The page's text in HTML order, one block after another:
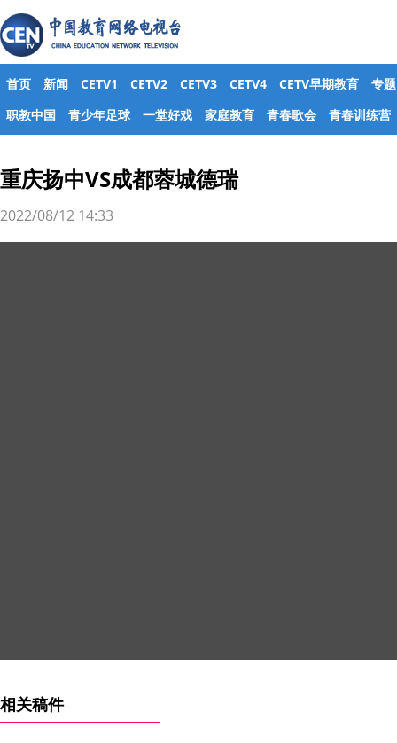
首页 新闻 CETV1 CETV2 CETV3 CETV4 CETV早期教育
专题
职教中国
青少年足球 一堂好戏 家庭教育 青春歌会 青春训练营
重庆扬中VS成都蓉城德瑞
2022/08/12 14:33
相关稿件